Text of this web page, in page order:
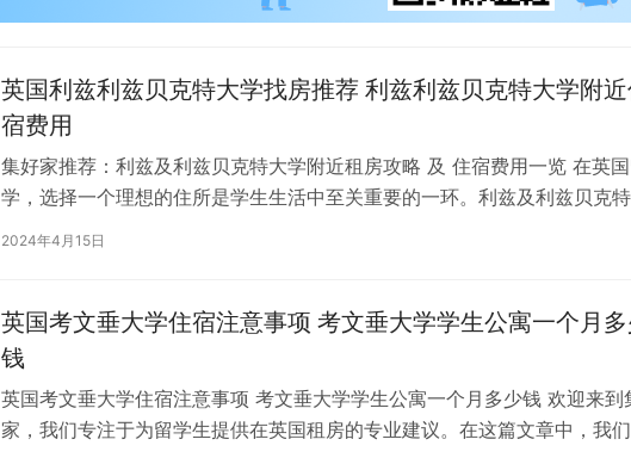
英国利兹利兹贝克特大学找房推荐 利兹利兹贝克特大学附
宿费用
集好家推荐：利兹及利兹贝克特大学附近租房攻略 及 住宿费用一览 在英
学，选择一个理想的住所是学生生活中至关重要的一环。利兹及利兹贝克特
学（以下简称利兹贝大）作为英国一所卓越的…
2024年4月15日
英国考文垂大学住宿注意事项 考文垂大学学生公寓一个月
钱
英国考文垂大学住宿注意事项 考文垂大学学生公寓一个月多少钱 欢迎来到
家，我们专注于为留学生提供在英国租房的专业建议。在这篇文章中，我们